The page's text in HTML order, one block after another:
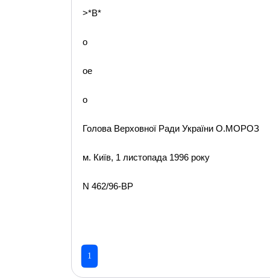
>*B*
o
oe
o
Голова Верховної Ради України О.МОРОЗ
м. Київ, 1 листопада 1996 року
N 462/96-ВР
1